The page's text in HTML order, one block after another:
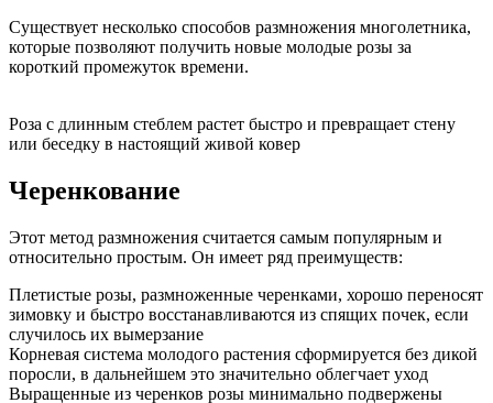
Существует несколько способов размножения многолетника,
которые позволяют получить новые молодые розы за
короткий промежуток времени.
Роза с длинным стеблем растет быстро и превращает стену
или беседку в настоящий живой ковер
Черенкование
Этот метод размножения считается самым популярным и
относительно простым. Он имеет ряд преимуществ:
Плетистые розы, размноженные черенками, хорошо переносят
зимовку и быстро восстанавливаются из спящих почек, если
случилось их вымерзание
Корневая система молодого растения сформируется без дикой
поросли, в дальнейшем это значительно облегчает уход
Выращенные из черенков розы минимально подвержены